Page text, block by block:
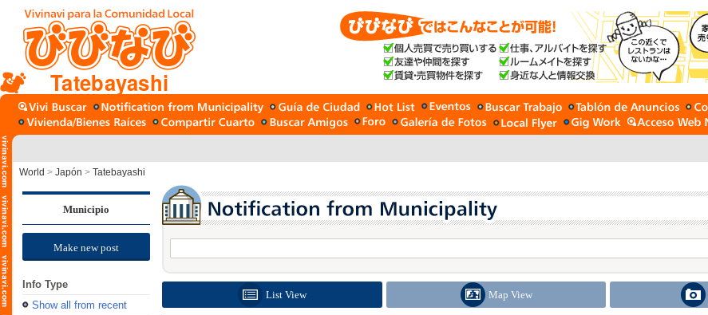
Tatebayashi
World > Japón > Tatebayashi
Municipio
Make new post
Info Type
Show all from recent
List View Map View